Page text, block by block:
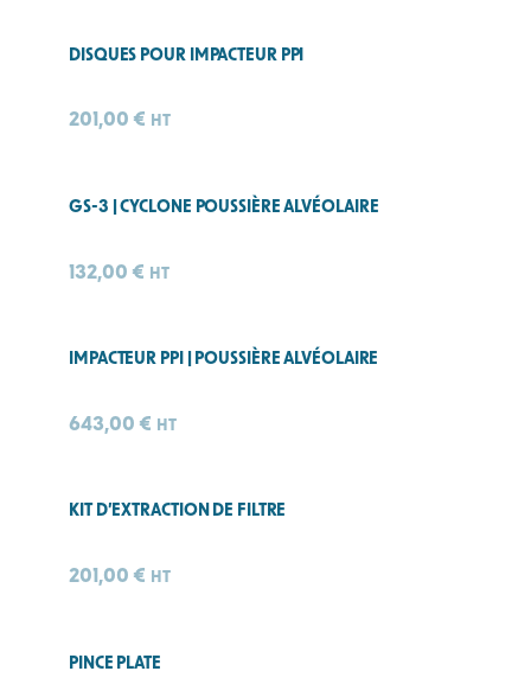
DISQUES POUR IMPACTEUR PPI
201,00 € HT
GS-3 | CYCLONE POUSSIÈRE ALVÉOLAIRE
132,00 € HT
IMPACTEUR PPI | POUSSIÈRE ALVÉOLAIRE
643,00 € HT
KIT D’EXTRACTION DE FILTRE
201,00 € HT
PINCE PLATE